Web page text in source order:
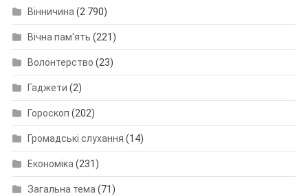
Вінничина (2 790)
Вічна пам'ять (221)
Волонтерство (23)
Гаджети (2)
Гороскоп (202)
Громадські слухання (14)
Економіка (231)
Загальна тема (71)